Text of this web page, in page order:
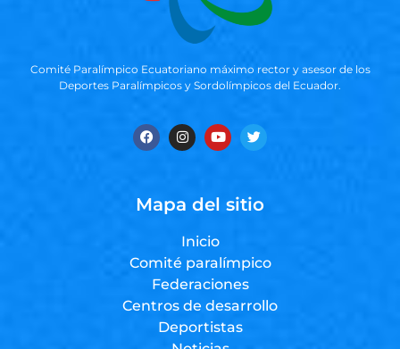
Comité Paralímpico Ecuatoriano máximo rector y asesor de los
Deportes Paralímpicos y Sordolímpicos del Ecuador.
Mapa del sitio
Inicio
Comité paralímpico
Federaciones
Centros de desarrollo
Deportistas